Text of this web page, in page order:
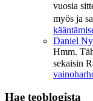
vuosia
myös ja
Daniel
Hmm.
sekaisin
Hae teoblogista